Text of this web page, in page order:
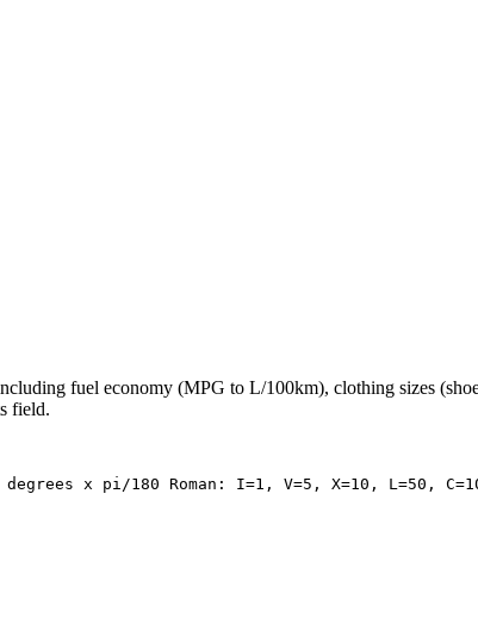
fuel economy (MPG to L/100km), clothing sizes
field.
x pi/180 Roman: I=1, V=5, X=10, L=50,